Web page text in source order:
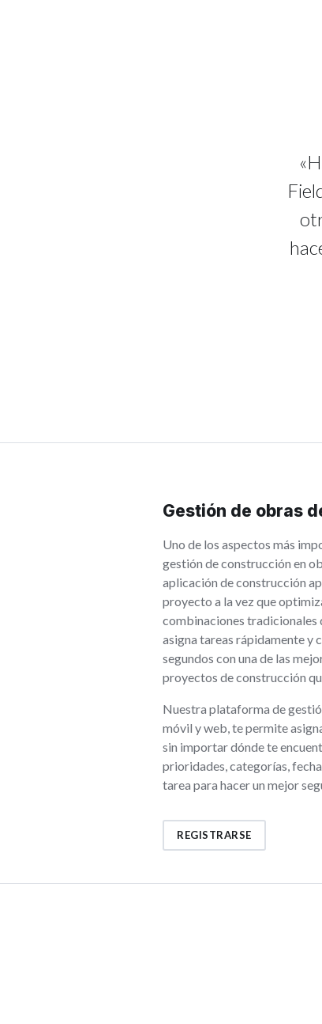
Gestión de obras
Uno de los aspectos más
gestión de construcción en
aplicación de construcción
proyecto a la vez que
combinaciones tradicionales
asigna tareas rápidamente y
segundos con una de las
proyectos de construcción
Nuestra plataforma de
móvil y web, te permite
sin importar dónde te
prioridades, categorías,
tarea para hacer un mejor
REGISTRARSE